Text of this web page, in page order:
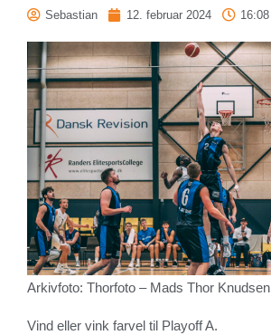
Sebastian 12. februar 2024 16:08
Arkivfoto: Thorfoto – Mads Thor Knudsen
Vind eller vink farvel til Playoff A.